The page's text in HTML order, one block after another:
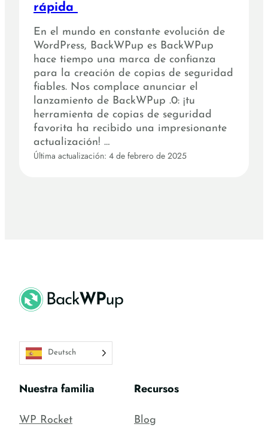
rápida
En el mundo en constante evolución de
WordPress, BackWPup es BackWPup
hace tiempo una marca de confianza
para la creación de copias de seguridad
fiables. Nos complace anunciar el
lanzamiento de BackWPup .0: ¡tu
herramienta de copias de seguridad
favorita ha recibido una impresionante
actualización! …
Última actualización: 4 de febrero de 2025
Deutsch
Nuestra familia
WP Rocket
Recursos
Blog